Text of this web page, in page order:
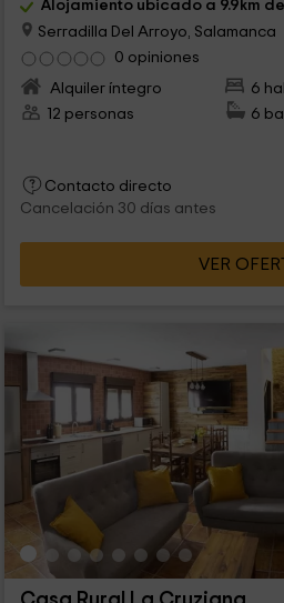
Alojamiento ubicado a 9.9km
Serradilla Del Arroyo, Salamanca
0 opiniones
Alquiler íntegro
6
12 personas
6
Contacto directo
Cancelación 30 días antes
VER